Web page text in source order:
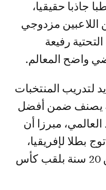
جاذبا حقيقيا،
مزدوجي
رفيعة
واضح المعالم.
لتدريب المنتخبات
يصنف ضمن أفضل
مبرزا أن
من 17 سنة توج بطلا لإفريقيا،
فيما فاز منتخب أقل من 20 سنة بلقب كأس